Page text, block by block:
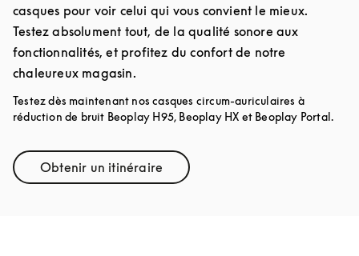
casques pour voir celui qui vous convient le mieux.
Testez absolument tout, de la qualité sonore aux
fonctionnalités, et profitez du confort de notre
chaleureux magasin.
Testez dès maintenant nos casques circum-auriculaires à
réduction de bruit Beoplay H95, Beoplay HX et Beoplay Portal.
Obtenir un itinéraireLink Opens in New Tab